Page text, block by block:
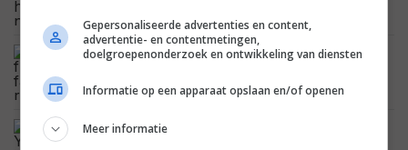
'Nic na Sile': flauwe en fantasieloze
romkom
DIEUWERTJE DEUTEKOM,31.03.2024
'Tell Them You Love Me': indringende
Gepersonaliseerde advertenties en content,
advertentie- en contentmetingen,
doelgroepenonderzoek en ontwikkeling van diensten
Informatie op een apparaat opslaan en/of openen
Meer informatie